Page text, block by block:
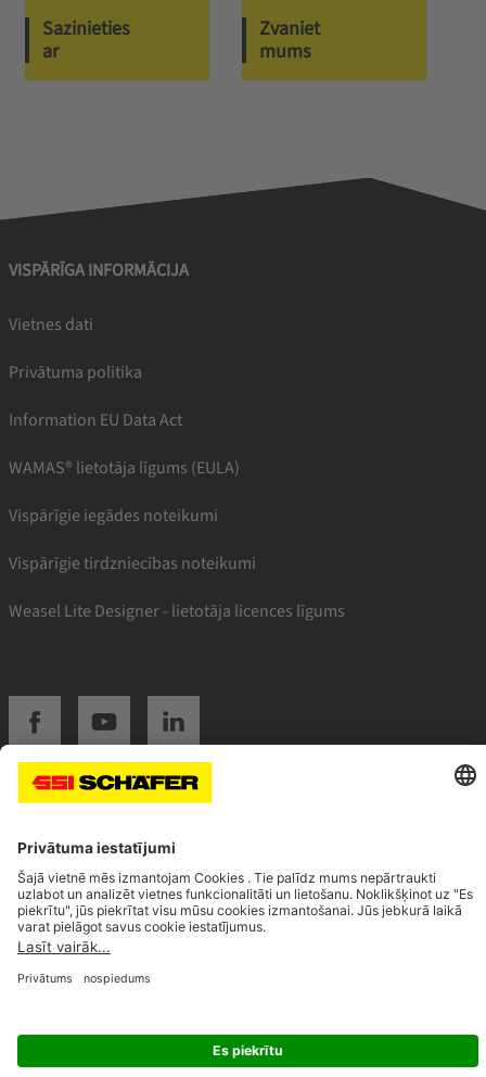
Sazinieties
ar
Zvaniet
mums
VISPĀRĪGA INFORMĀCIJA
Vietnes dati
Privātuma politika
Information EU Data Act
WAMAS® lietotāja līgums (EULA)
Vispārīgie iegādes noteikumi
Vispārīgie tirdzniecības noteikumi
Weasel Lite Designer - lietotāja licences līgums
SSI facebookSSI youtubeSSI linkedin
Navigate to home page